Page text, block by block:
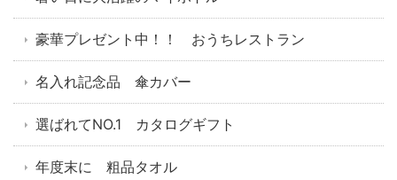
豪華プレゼント中！！ おうちレストラン
名入れ記念品 傘カバー
選ばれてNO.1 カタログギフト
年度末に 粗品タオル